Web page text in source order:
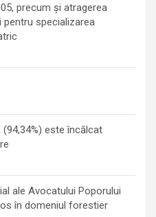
precum și atragerea
specializarea
este încălcat
ale Avocatului Poporului
în domeniul forestier